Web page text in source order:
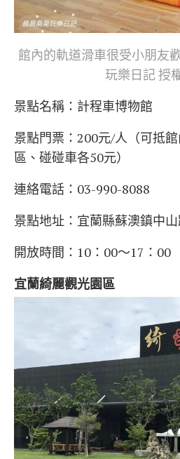
館內的軌道滑車很受小朋友
玩樂日記 授
景點名稱： 計程車博物館
景點門票：200元/人（可抵
區、碰碰車各50元）
連絡電話：03-990-8088
景點地址：宜蘭縣蘇澳鎮中
開放時間：10：00～17：00
宜蘭綺麗觀光園區